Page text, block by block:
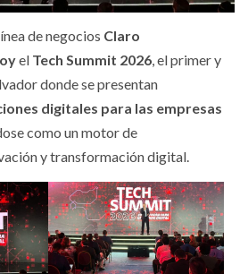
de negocios Claro
el Tech Summit 2026, el primer y
donde se presentan
digitales para las empresas
como un motor de
y transformación digital.